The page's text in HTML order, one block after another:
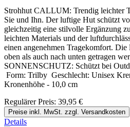
Strohhut CALLUM: Trendig leichter
Sie und Ihn. Der luftige Hut schützt
gleichzeitig eine stilvolle Ergänzung
leichten Materials und der
einen angenehmen Tragekomfort.
oben als auch nach unten getragen
SONNENSCHUTZ: Schützt bei
Form: Trilby Geschlecht: Unisex
Kronenhöhe - 10,0 cm
Regulärer Preis: 39,95 €
Preise inkl. MwSt. zzgl. Versandkosten
Details